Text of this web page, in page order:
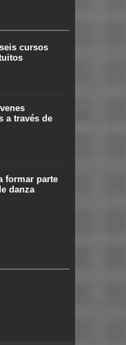
cursos
a través de
formar parte
danza